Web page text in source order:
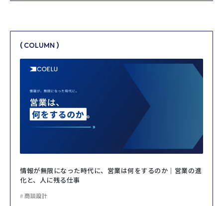
( COLUMN )
情報が無限になった時代に、営業は何をするのか｜営業の進
化と、人に残る仕事
商談設計